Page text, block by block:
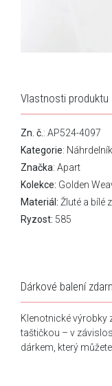
Vlastnosti produktu
Zn. č. : AP524-4097
Kategorie: Náhrdelník
Značka: Apart
Kolekce: Golden
Materiál: Žluté a bílé
Ryzost: 585
Dárkové balení
Klenotnické výrobky
taštičkou – v
dárkem, který